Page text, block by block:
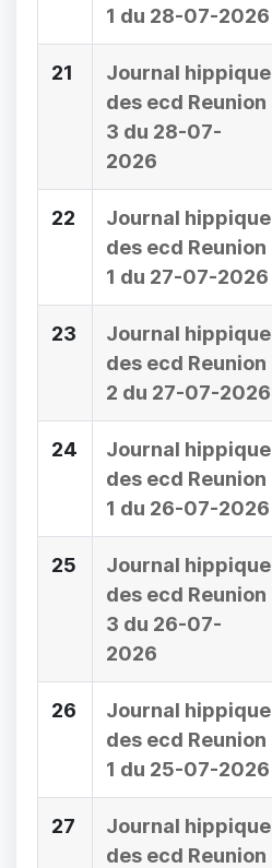
1 du 28-07-2026
21
Journal hippique
des ecd Reunion
3 du 28-07-
2026
22
Journal hippique
des ecd Reunion
1 du 27-07-2026
23
Journal hippique
des ecd Reunion
2 du 27-07-2026
24
Journal hippique
des ecd Reunion
1 du 26-07-2026
25
Journal hippique
des ecd Reunion
3 du 26-07-
2026
26
Journal hippique
des ecd Reunion
1 du 25-07-2026
27
Journal hippique
des ecd Reunion